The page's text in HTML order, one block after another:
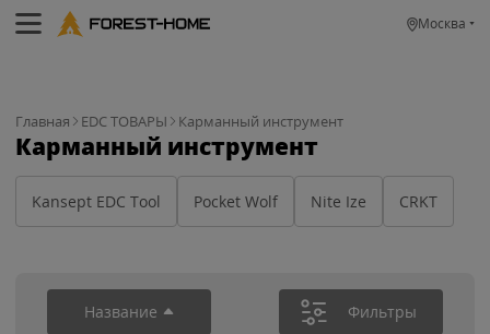
Москва
Главная EDC ТОВАРЫ Карманный инструмент
Карманный инструмент
Kansept EDC Tool Pocket Wolf Nite Ize CRKT
Название Фильтры